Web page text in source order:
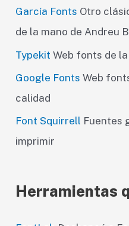
García Fonts Otro
de la mano de Andreu
Typekit Web fonts de
Google Fonts Web
calidad
Font Squirrell Fuentes
imprimir
Herramientas